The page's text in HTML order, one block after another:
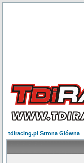
tdiracing.pl Strona Główna